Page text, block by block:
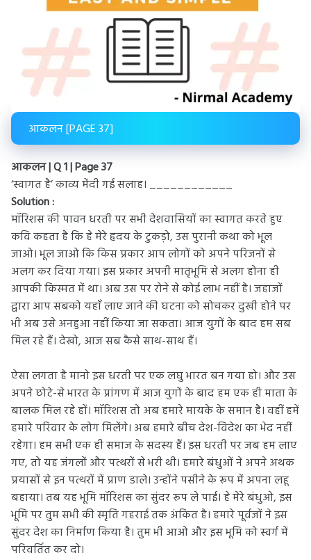
आकलन [PAGE 37]
आकलन | Q 1 | Page 37
‘स्वागत है’ काव्य मेंदी गई सलाह। ____________
Solution :
मॉरिशस की पावन धरती पर सभी देशवासियों का स्वागत करते हुए
कवि कहता है कि हे मेरे हृदय के टुकड़ो, उस पुरानी कथा को भूल
जाओ। भूल जाओ कि किस प्रकार आप लोगों को अपने परिजनों से
अलग कर दिया गया। इस प्रकार अपनी मातृभूमि से अलग होना ही
आपकी किस्मत में था। अब उस पर रोने से कोई लाभ नहीं है। जहाजों
द्वारा आप सबको यहाँ लाए जाने की घटना को सोचकर दुखी होने पर
भी अब उसे अनहुआ नहीं किया जा सकता। आज युगों के बाद हम सब
मिल रहे हैं। देखो, आज सब कैसे साथ-साथ हैं।
ऐसा लगता है मानो इस धरती पर एक लघु भारत बन गया हो। और उस
अपने छोटे-से भारत के प्रांगण में आज युगों के बाद हम एक ही माता के
बालक मिल रहे हों। मॉरिशस तो अब हमारे मायके के समान है। वहीं हमें
हमारे परिवार के लोग मिलेंगे। अब हमारे बीच देश-विदेश का भेद नहीं
रहेगा। हम सभी एक ही समाज के सदस्य हैं। इस धरती पर जब हम लाए
गए, तो यह जंगलों और पत्थरों से भरी थी। हमारे बंधुओं ने अपने अथक
प्रयासों से इन पत्थरों में प्राण डाले। उन्होंने पसीने के रूप में अपना लहू
बहाया। तब यह भूमि मॉरिशस का सुंदर रूप ले पाई। हे मेरे बंधुओ, इस
भूमि पर तुम सभी की स्मृति गहराई तक अंकित है। हमारे पूर्वजों ने इस
सुंदर देश का निर्माण किया है। तुम भी आओ और इस भूमि को स्वर्ग में
परिवर्तित कर दो।